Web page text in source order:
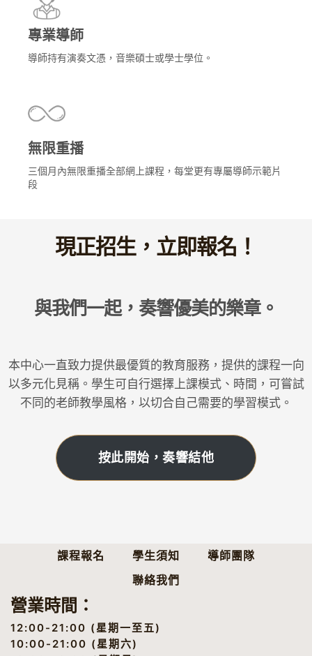
專業導師
導師持有演奏文憑，音樂碩士或學士學位。
無限重播
三個月內無限重播全部網上課程，每堂更有專屬導師示範片
段
現正招生，立即報名！
與我們一起，奏響優美的樂章。
本中心一直致力提供最優質的教育服務，提供的課程一向
以多元化見稱。學生可自行選擇上課模式、時間，可嘗試
不同的老師教學風格，以切合自己需要的學習模式。
按此開始，奏響結他
課程報名 學生須知
導師團隊
聯絡我們
營業時間：
12:00-21:00 (星期一至五)
10:00-21:00 (星期六)